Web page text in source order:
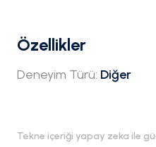
Özellikler
Deneyim Türü: Diğer
Tekne içeriği yapay zeka ile